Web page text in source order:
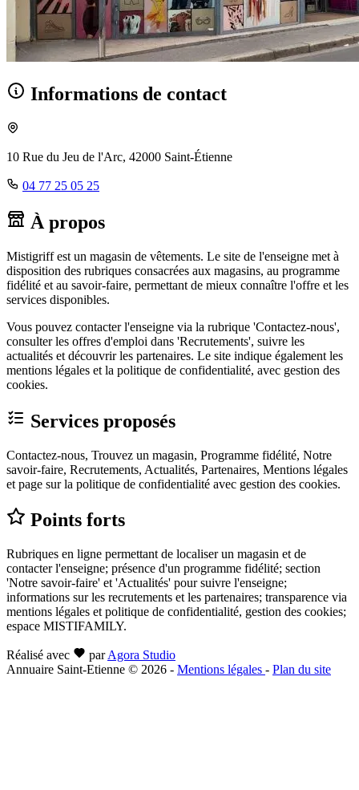
Informations de contact
10 Rue du Jeu de l'Arc, 42000 Saint-Étienne
04 77 25 05 25
À propos
Mistigriff est un magasin de vêtements. Le site de l'enseigne met à
disposition des rubriques consacrées aux magasins, au programme
fidélité et au savoir-faire, permettant de mieux connaître l'offre et les
services disponibles.
Vous pouvez contacter l'enseigne via la rubrique 'Contactez-nous',
consulter les offres d'emploi dans 'Recrutements', suivre les
actualités et découvrir les partenaires. Le site indique également les
mentions légales et la politique de confidentialité, avec gestion des
cookies.
Services proposés
Contactez-nous, Trouvez un magasin, Programme fidélité, Notre
savoir-faire, Recrutements, Actualités, Partenaires, Mentions légales
et page sur la politique de confidentialité avec gestion des cookies.
Points forts
Rubriques en ligne permettant de localiser un magasin et de
contacter l'enseigne; présence d'un programme fidélité; section
'Notre savoir-faire' et 'Actualités' pour suivre l'enseigne;
informations sur les recrutements et les partenaires; transparence via
mentions légales et politique de confidentialité, gestion des cookies;
espace MISTIFAMILY.
Réalisé avec par Agora Studio
Annuaire Saint-Etienne © 2026 - Mentions légales - Plan du site